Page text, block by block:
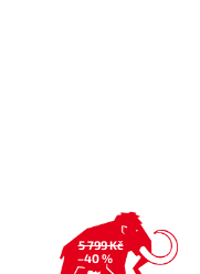
5 799 Kč
–40 %